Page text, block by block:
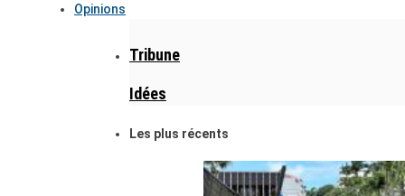
Opinions
Tribune
Idées
Les plus récents